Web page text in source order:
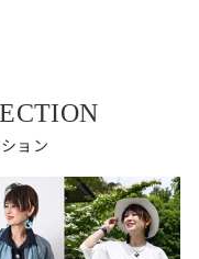
ョン